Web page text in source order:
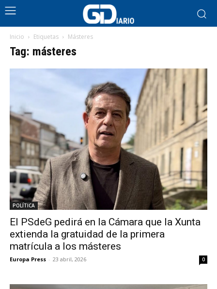
Inicio Etiquetas Másteres
Tag: másteres
POLÍTICA
El PSdeG pedirá en la Cámara que la Xunta
extienda la gratuidad de la primera
matrícula a los másteres
Europa Press - 23 abril, 2026 0